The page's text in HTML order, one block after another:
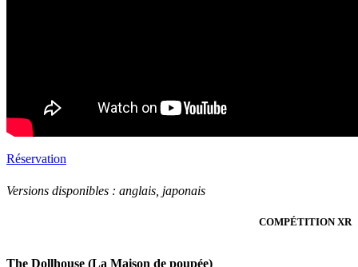
Réservation
Versions disponibles : anglais, japonais
COMPÉTITION XR
The Dollhouse (La Maison de poupée)